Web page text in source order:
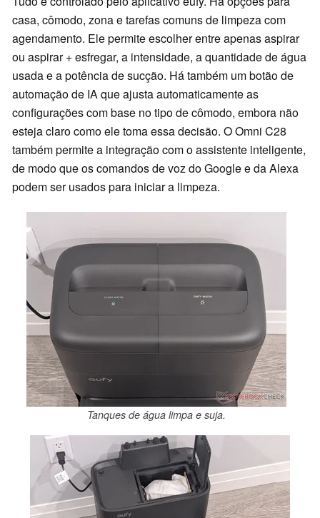
casa, cômodo, zona e tarefas comuns de limpeza com
agendamento. Ele permite escolher entre apenas aspirar
ou aspirar + esfregar, a intensidade, a quantidade de água
usada e a potência de sucção. Há também um botão de
automação de IA que ajusta automaticamente as
configurações com base no tipo de cômodo, embora não
esteja claro como ele toma essa decisão. O Omni C28
também permite a integração com o assistente inteligente,
de modo que os comandos de voz do Google e da Alexa
podem ser usados para iniciar a limpeza.
Tanques de água limpa e suja.